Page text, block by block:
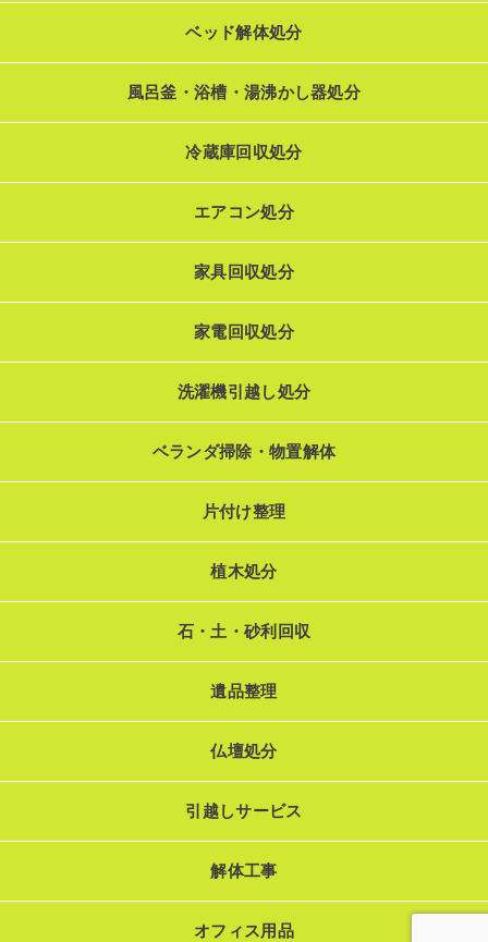
ベッド解体処分
風呂釜・浴槽・湯沸かし器処分
冷蔵庫回収処分
エアコン処分
家具回収処分
家電回収処分
洗濯機引越し処分
ベランダ掃除・物置解体
片付け整理
植木処分
石・土・砂利回収
遺品整理
仏壇処分
引越しサービス
解体工事
オフィス用品